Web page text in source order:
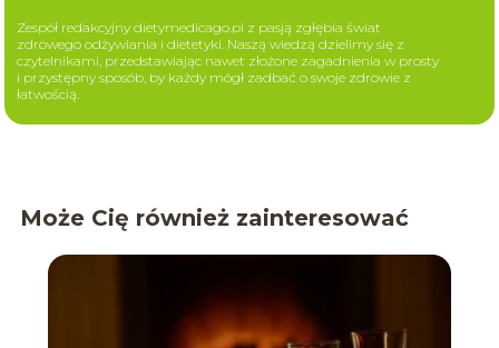
Zespół redakcyjny dietymedicago.pl z pasją zgłębia świat
zdrowego odżywiania i dietetyki. Naszą wiedzą dzielimy się z
czytelnikami, przedstawiając nawet złożone zagadnienia w prosty
i przystępny sposób, by każdy mógł zadbać o swoje zdrowie z
łatwością.
Może Cię również zainteresować